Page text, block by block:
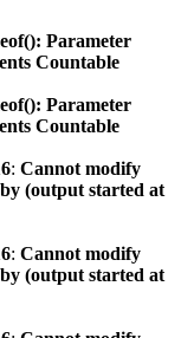
Parameter
Countable
Parameter
Countable
: Cannot modify
(output started at
: Cannot modify
(output started at